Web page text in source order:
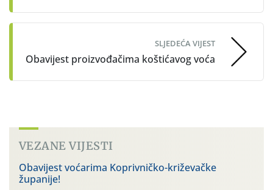
SLJEDEĆA VIJEST
Obavijest proizvođačima koštićavog voća
VEZANE VIJESTI
Obavijest voćarima Koprivničko-križevačke
županije!